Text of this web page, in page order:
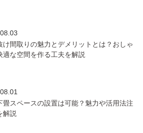
け間取りの魅力とデメリットとは？おしゃ
適な空間を作る工夫を解説
畳スペースの設置は可能？魅力や活用法注
解説